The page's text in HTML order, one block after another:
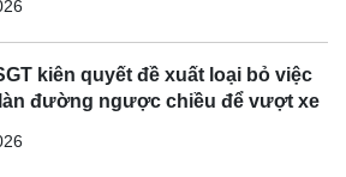
kiên quyết đề xuất loại bỏ việc
đường ngược chiều để vượt xe